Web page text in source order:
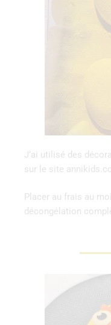
J’ai utilisé des
sur le site
Placer au frais au
décongélation